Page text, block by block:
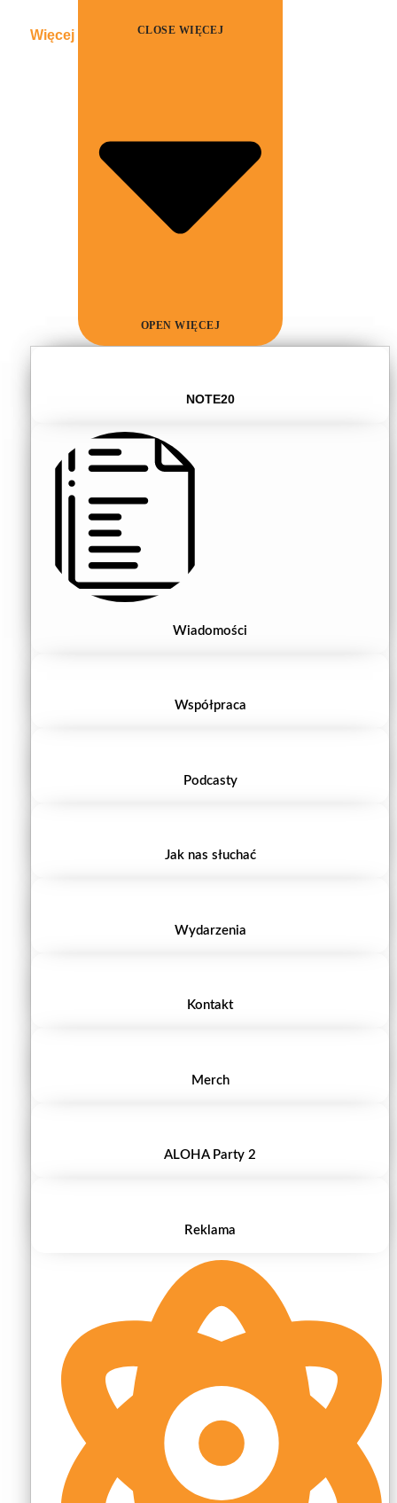
Więcej CLOSE WIĘCEJ
OPEN WIĘCEJ
NOTE20
Wiadomości
Współpraca
Podcasty
Jak nas słuchać
Wydarzenia
Kontakt
Merch
ALOHA Party 2
Reklama